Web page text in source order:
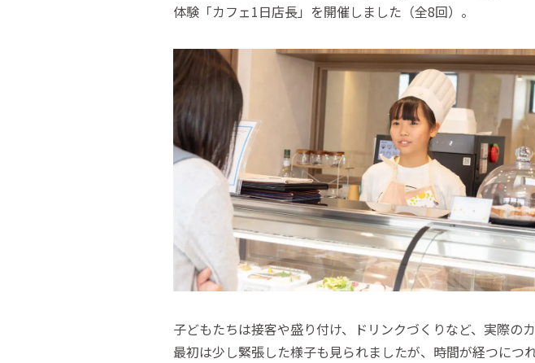
体験「カフェ1日店長」を開催しました（全8回）。
子どもたちは接客や盛り付け、ドリンクづくりなど、実際の
最初は少し緊張した様子も見られましたが、時間が経つに